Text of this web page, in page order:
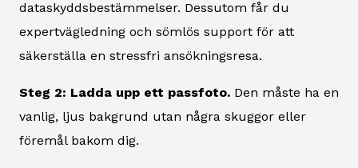
dataskyddsbestämmelser. Dessutom får du
expertvägledning och sömlös support för att
säkerställa en stressfri ansökningsresa.
Steg 2: Ladda upp ett passfoto. Den måste ha en
vanlig, ljus bakgrund utan några skuggor eller
föremål bakom dig.